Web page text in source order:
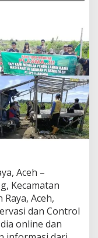
Aceh –
Kecamatan
Aceh,
dan Control
online dan